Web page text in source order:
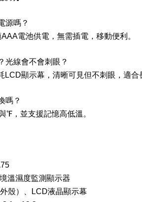
源嗎？
電池供電，無需插電，移動便利。
光線會不會刺眼？
LCD顯示幕，清晰可見但不刺眼，適合
嗎？
，並支援記憶高低溫。
溫濕度監測顯示器
殼）、LCD液晶顯示幕